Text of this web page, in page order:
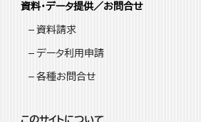
資料・データ提供／お問合せ
資料請求
データ利用申請
各種お問合せ
このサイトについて